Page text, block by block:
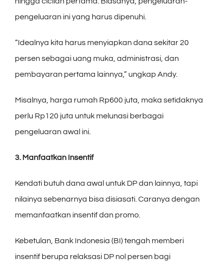
pengeluaran ini yang harus dipenuhi.
“Idealnya kita harus menyiapkan dana sekitar 20
persen sebagai uang muka, administrasi, dan
pembayaran pertama lainnya,” ungkap Andy.
Misalnya, harga rumah Rp600 juta, maka setidaknya
perlu Rp120 juta untuk melunasi berbagai
pengeluaran awal ini.
3. Manfaatkan Insentif
Kendati butuh dana awal untuk DP dan lainnya, tapi
nilainya sebenarnya bisa disiasati. Caranya dengan
memanfaatkan insentif dan promo.
Kebetulan, Bank Indonesia (BI) tengah memberi
insentif berupa relaksasi DP nol persen bagi